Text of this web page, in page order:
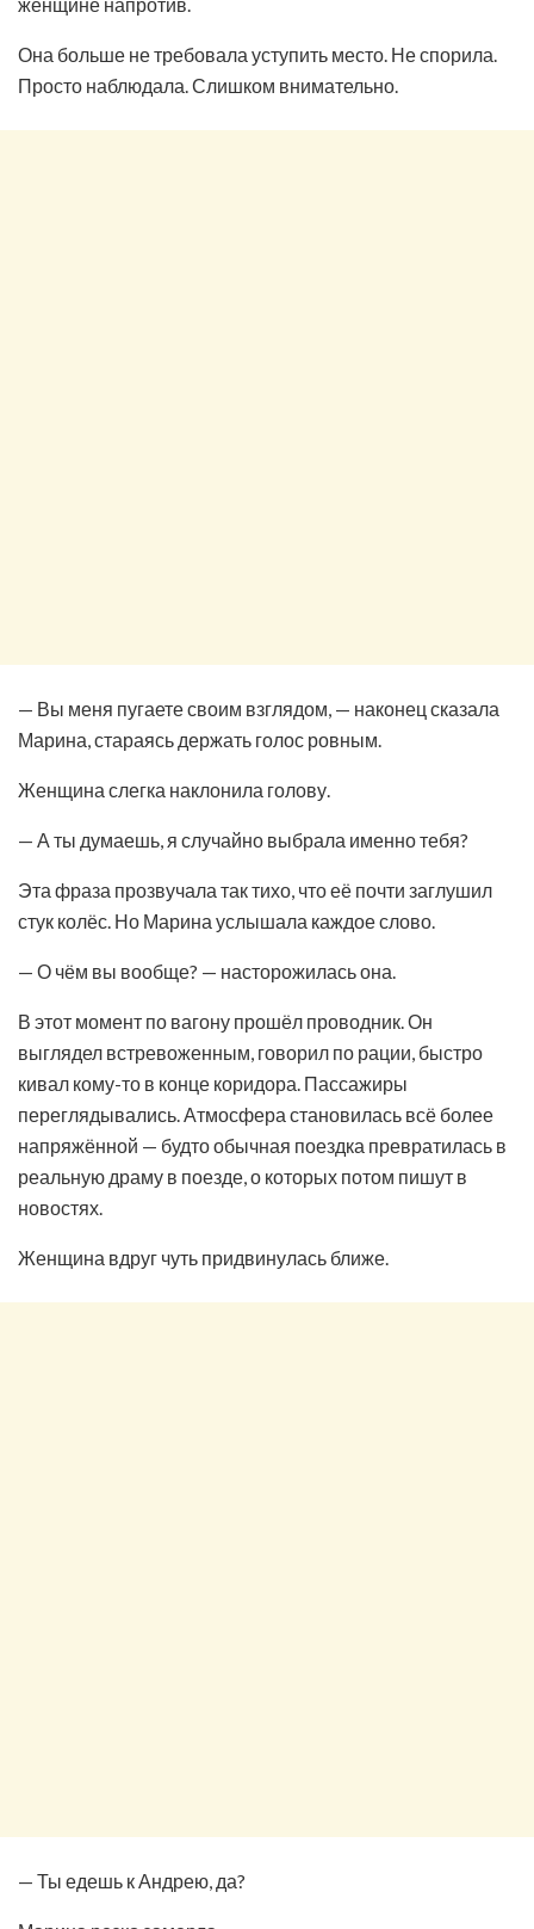
Она больше не требовала уступить место. Не спорила.
Просто наблюдала. Слишком внимательно.
— Вы меня пугаете своим взглядом, — наконец сказала
Марина, стараясь держать голос ровным.
Женщина слегка наклонила голову.
— А ты думаешь, я случайно выбрала именно тебя?
Эта фраза прозвучала так тихо, что её почти заглушил
стук колёс. Но Марина услышала каждое слово.
— О чём вы вообще? — насторожилась она.
В этот момент по вагону прошёл проводник. Он
выглядел встревоженным, говорил по рации, быстро
кивал кому-то в конце коридора. Пассажиры
переглядывались. Атмосфера становилась всё более
напряжённой — будто обычная поездка превратилась в
реальную драму в поезде, о которых потом пишут в
новостях.
Женщина вдруг чуть придвинулась ближе.
— Ты едешь к Андрею, да?